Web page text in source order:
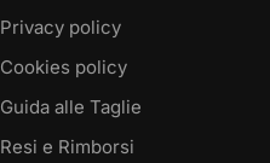
Privacy policy
Cookies policy
Guida alle Taglie
Resi e Rimborsi